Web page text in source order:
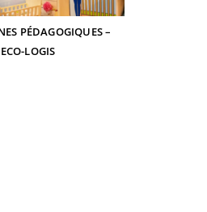
PÉDAGOGIQUES –
LOGIS